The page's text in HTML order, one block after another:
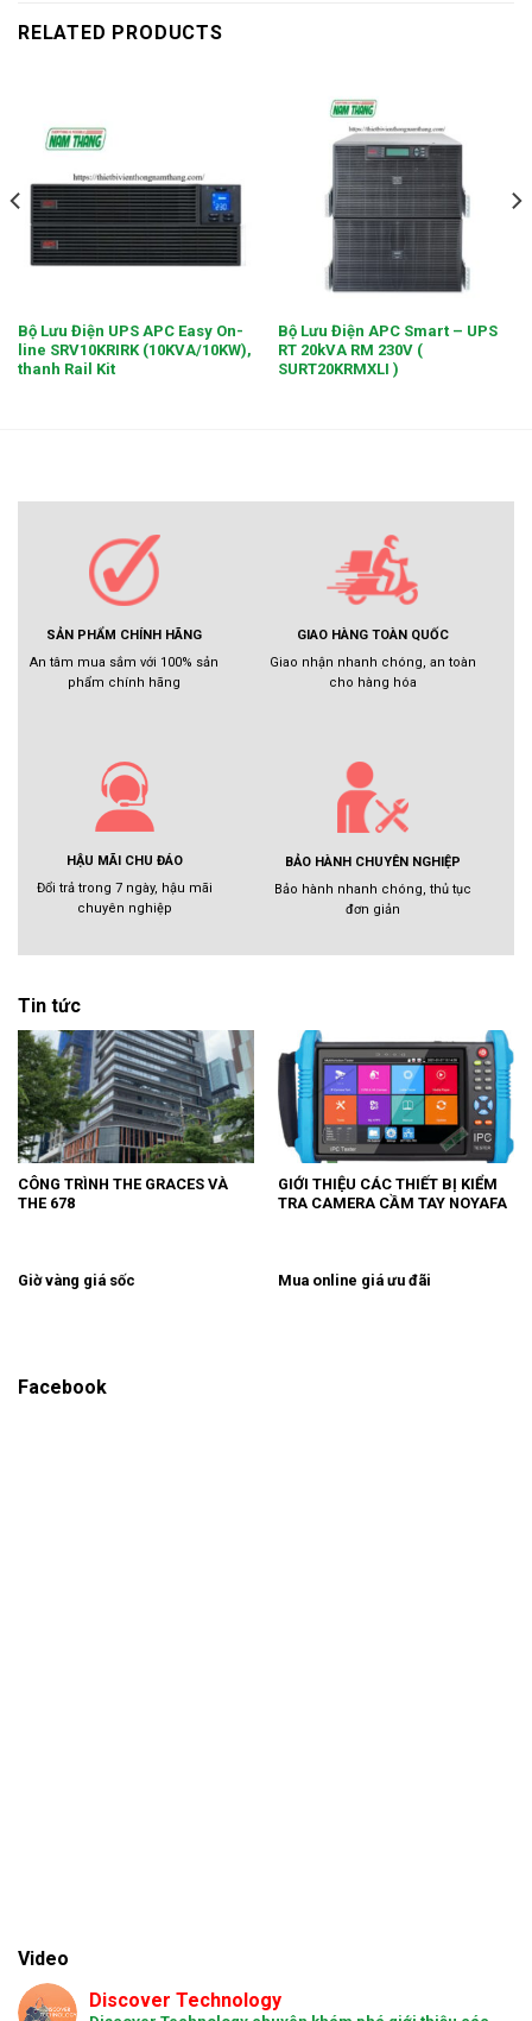
RELATED PRODUCTS
Bộ Lưu Điện UPS APC Easy On-
line SRV10KRIRK (10KVA/10KW),
thanh Rail Kit
Bộ Lưu Điện APC Smart – UPS
RT 20kVA RM 230V (
SURT20KRMXLI )
SẢN PHẨM CHÍNH HÃNG
An tâm mua sắm với 100% sản
phẩm chính hãng
GIAO HÀNG TOÀN QUỐC
Giao nhận nhanh chóng, an toàn
cho hàng hóa
HẬU MÃI CHU ĐÁO
Đổi trả trong 7 ngày, hậu mãi
chuyên nghiệp
BẢO HÀNH CHUYÊN NGHIỆP
Bảo hành nhanh chóng, thủ tục
đơn giản
Tin tức
CÔNG TRÌNH THE GRACES VÀ
THE 678
GIỚI THIỆU CÁC THIẾT BỊ KIỂM
TRA CAMERA CẦM TAY NOYAFA
Giờ vàng giá sốc Mua online giá ưu đãi
Facebook
Video
Discover Technology